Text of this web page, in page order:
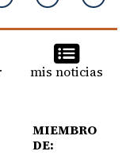
mis noticias
MIEMBRO
DE: